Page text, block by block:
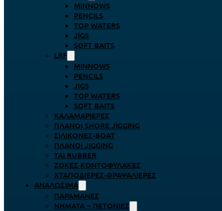
MINNOWS
PENCILS
TOP WATERS
JIGS
SOFT BAITS
LRF
MINNOWS
PENCILS
JIGS
TOP WATERS
SOFT BAITS
ΚΑΛΑΜΑΡΙΈΡΕΣ
ΠΛΆΝΟΙ SHORE JIGGING
ΣΙΛΙΚΌΝΕΣ-BOAT
ΠΛΆΝΟΙ JIGGING
TAI RUBBER
ΖΌΚΕΣ ΚΟΝΤΟΦΎΛΑΚΕΣ
ΧΤΑΠΟΔΙΈΡΕΣ-ΘΡΑΨΑΛΙΈΡΕΣ
ΑΝΑΛΏΣΙΜΑ
ΠΑΡΑΜΆΝΕΣ
ΝΉΜΑΤΑ – ΠΕΤΟΝΙΈΣ